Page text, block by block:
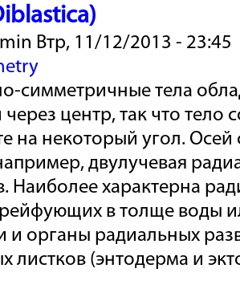
Втр, 11/12/2013 - 23:45
симметричные тела
центр, так что тело
на некоторый угол.
двулучевая
Наиболее характерна
в толще воды
и органы радиальных
листков (энтодерма и